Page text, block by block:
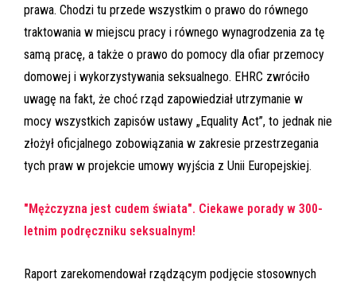
prawa. Chodzi tu przede wszystkim o prawo do równego
traktowania w miejscu pracy i równego wynagrodzenia za tę
samą pracę, a także o prawo do pomocy dla ofiar przemocy
domowej i wykorzystywania seksualnego. EHRC zwróciło
uwagę na fakt, że choć rząd zapowiedział utrzymanie w
mocy wszystkich zapisów ustawy „Equality Act”, to jednak nie
złożył oficjalnego zobowiązania w zakresie przestrzegania
tych praw w projekcie umowy wyjścia z Unii Europejskiej.
"Mężczyzna jest cudem świata". Ciekawe porady w 300-
letnim podręczniku seksualnym!
Raport zarekomendował rządzącym podjęcie stosownych